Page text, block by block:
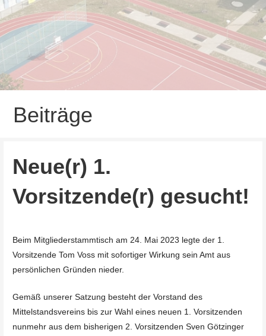
Beiträge
Neue(r) 1.
Vorsitzende(r) gesucht!
Beim Mitgliederstammtisch am 24. Mai 2023 legte der 1.
Vorsitzende Tom Voss mit sofortiger Wirkung sein Amt aus
persönlichen Gründen nieder.
Gemäß unserer Satzung besteht der Vorstand des
Mittelstandsvereins bis zur Wahl eines neuen 1. Vorsitzenden
nunmehr aus dem bisherigen 2. Vorsitzenden Sven Götzinger